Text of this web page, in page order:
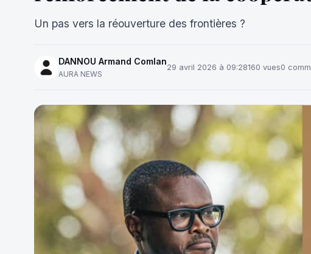
Un pas vers la réouverture des frontières ?
DANNOU Armand Comlan
AURA NEWS
29 avril 2026 à 09:28160 vues0